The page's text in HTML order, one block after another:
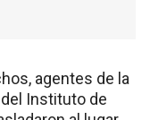
agentes de la
Instituto de